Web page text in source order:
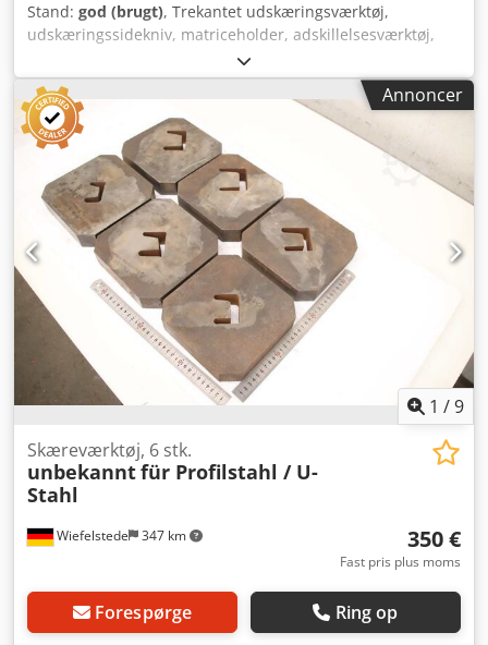
Stand: god (brugt), Trekantet udskæringsværktøj,
udskæringssidekniv, matriceholder, adskillelsesværktøj,
stansværktøj, stans, stansmatrice,
hjørneudskæringsstempel, stansstempel, firkantet
udskæringsstempel, udskæringsstempel,
udskæringsværktøj -Stansværktøj: Firkantet
udskæringsstempel til profilståls- og fladståls-sakse -
Bredde: 50 mm Cedpfx Absznk Aijterf -Mål: se billeder -
Dimensioner: 175/60/H125 mm -Vægt: 6,6 kg
Annoncer
1 /9
Wiefelstede 347 km
Skæreværktøj, 6 stk.
unbekanntfür Profilstahl / U-
Stahl
350 €
Fast pris plus moms
Forespørge Ring op